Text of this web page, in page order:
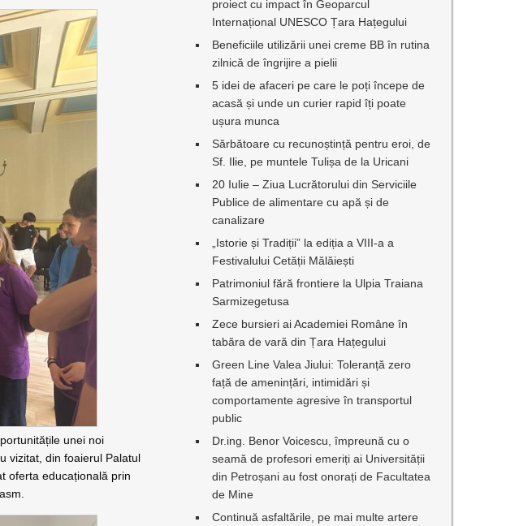
unei noi
vizitat, din foaierul Palatul
oferta educațională prin
proiect cu impact în Geoparcul
Internațional UNESCO Țara Hațegului
Beneficiile utilizării unei creme BB în rutina
zilnică de îngrijire a pielii
5 idei de afaceri pe care le poți începe de
acasă și unde un curier rapid îți poate
ușura munca
Sărbătoare cu recunoștință pentru eroi, de
Sf. Ilie, pe muntele Tulișa de la Uricani
20 Iulie – Ziua Lucrătorului din Serviciile
Publice de alimentare cu apă și de
canalizare
„Istorie și Tradiții” la ediția a VIII-a a
Festivalului Cetății Mălăiești
Patrimoniul fără frontiere la Ulpia Traiana
Sarmizegetusa
Zece bursieri ai Academiei Române în
tabăra de vară din Țara Hațegului
Green Line Valea Jiului: Toleranță zero
față de amenințări, intimidări și
comportamente agresive în transportul
public
Dr.ing. Benor Voicescu, împreună cu o
seamă de profesori emeriți ai Universității
din Petroșani au fost onorați de Facultatea
de Mine
Continuă asfaltările, pe mai multe artere